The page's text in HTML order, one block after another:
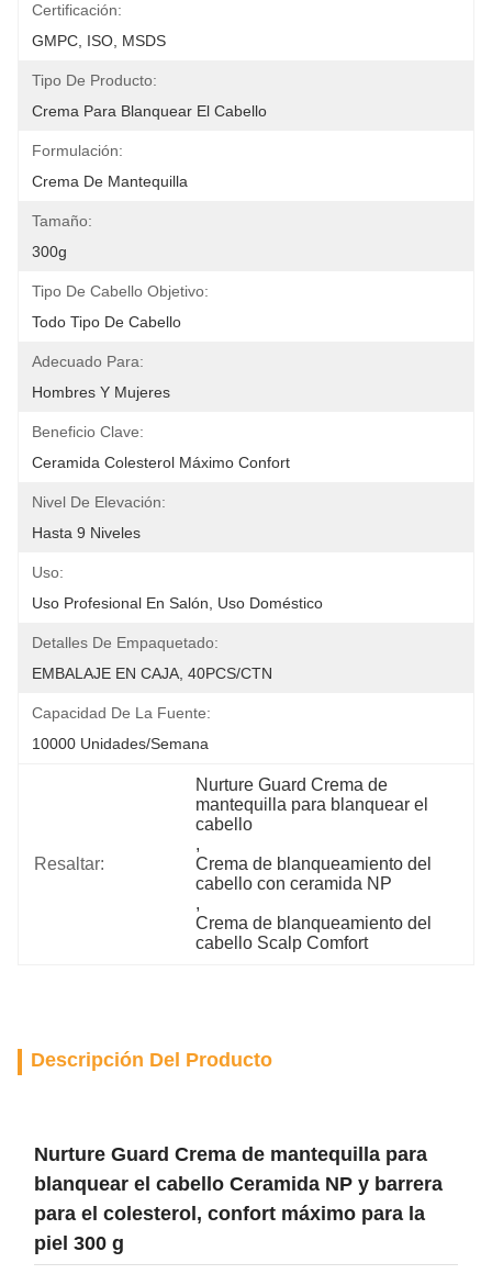
Certificación:
GMPC, ISO, MSDS
Tipo De Producto:
Crema Para Blanquear El Cabello
Formulación:
Crema De Mantequilla
Tamaño:
300g
Tipo De Cabello Objetivo:
Todo Tipo De Cabello
Adecuado Para:
Hombres Y Mujeres
Beneficio Clave:
Ceramida Colesterol Máximo Confort
Nivel De Elevación:
Hasta 9 Niveles
Uso:
Uso Profesional En Salón, Uso Doméstico
Detalles De Empaquetado:
EMBALAJE EN CAJA, 40PCS/CTN
Capacidad De La Fuente:
10000 Unidades/semana
Resaltar:
Nurture Guard Crema de
mantequilla para blanquear el
cabello
,
Crema de blanqueamiento del
cabello con ceramida NP
,
Crema de blanqueamiento del
cabello Scalp Comfort
Descripción Del Producto
Nurture Guard Crema de mantequilla para
blanquear el cabello Ceramida NP y barrera
para el colesterol, confort máximo para la
piel 300 g